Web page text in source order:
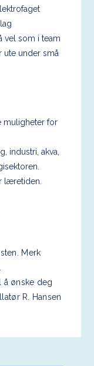
vel som i team
ute under små
muligheter for
industri, akva,
læretiden.
Merk
å ønske deg
R. Hansen